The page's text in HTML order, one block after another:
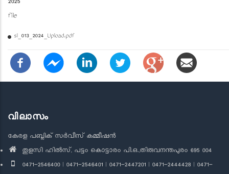
2025
file
sl_013_2024_Upload.pdf
വിലാസം
കേരള പബ്ലിക് സർവീസ് കമ്മീഷൻ
തുളസി ഹിൽസ്, പട്ടം കൊട്ടാരം പി.ഒ.,തിരുവനന്തപുരം 695 004
0471-2546400 | 0471-2546401 | 0471-2447201 | 0471-2444428 | 0471-